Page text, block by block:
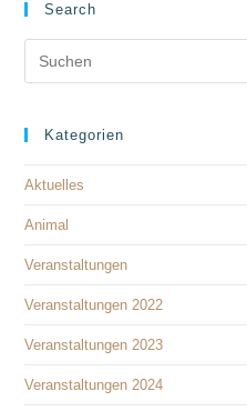
Search
Kategorien
Aktuelles
Animal
Veranstaltungen
Veranstaltungen 2022
Veranstaltungen 2023
Veranstaltungen 2024